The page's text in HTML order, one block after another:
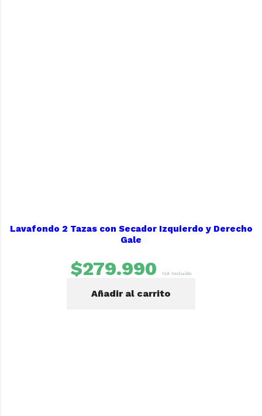
Lavafondo 2 Tazas con Secador Izquierdo y Derecho
Gale
$279.990 IVA Incluido
Añadir al carrito